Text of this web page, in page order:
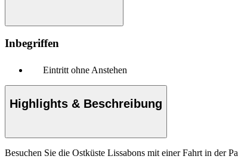
Inbegriffen
Eintritt ohne Anstehen
Highlights & Beschreibung
Besuchen Sie die Ostküste Lissabons mit einer Fahrt in der